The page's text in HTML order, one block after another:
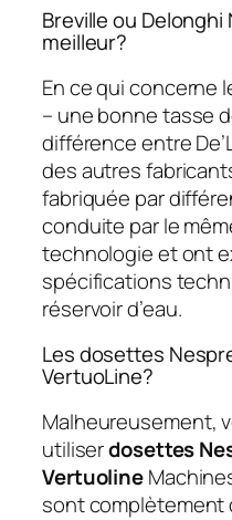
Breville ou
meilleur?
En ce qui concerne
– une bonne tasse
différence entre
des autres
fabriquée par
conduite par le
technologie et ont
spécifications
réservoir d’eau.
Les dosettes
VertuoLine?
Malheureusement,
utiliserdosettes
Vertuoline
sont complètement